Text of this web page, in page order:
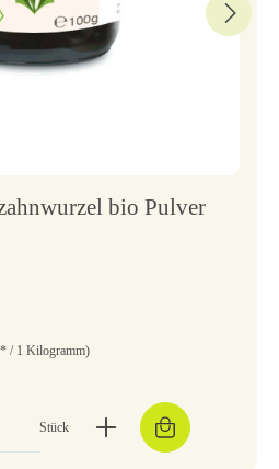
bio Pulver
/ 1 Kilogramm)
Stück